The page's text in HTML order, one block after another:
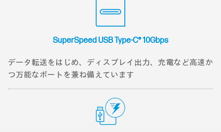
SuperSpeed USB Type-C® 10Gbps
データ転送をはじめ、ディスプレイ出力、充電など高速か
つ万能なポートを兼ね備えています